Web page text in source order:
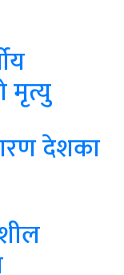
मृत्यु
देशका